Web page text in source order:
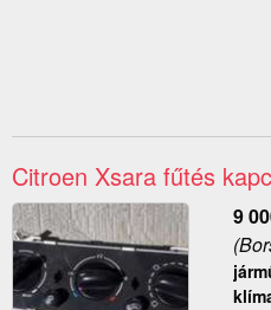
Citroen Xsara fűtés
9